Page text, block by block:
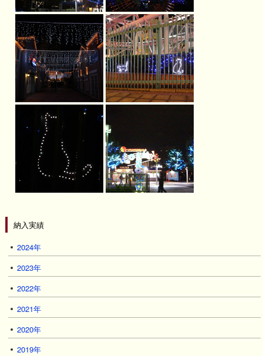
納入実績
2024年
2023年
2022年
2021年
2020年
2019年